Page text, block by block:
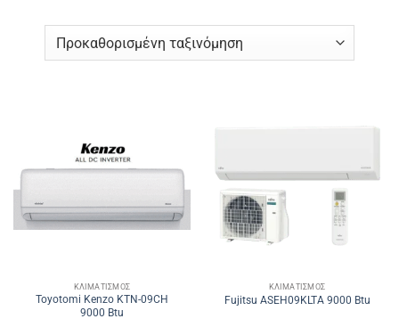
ΚΛΙΜΑΤΙΣΜΌΣ
Toyotomi Kenzo KTN-09CH
9000 Btu
ΚΛΙΜΑΤΙΣΜΌΣ
Fujitsu ASEH09KLTA 9000 Btu